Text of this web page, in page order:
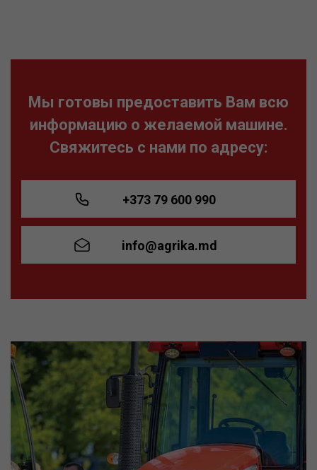
Мы готовы предоставить Вам всю
информацию о желаемой машине.
Свяжитесь с нами по адресу:
+373 79 600 990
info@agrika.md